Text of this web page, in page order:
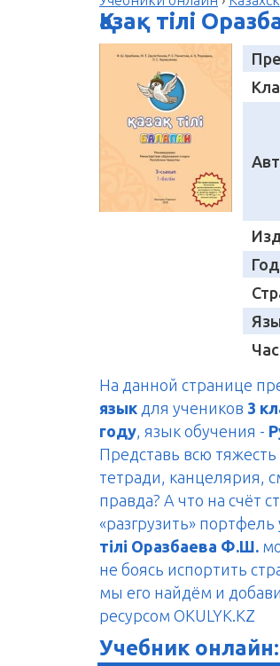
Қазақ тілі
На данной странице
язык для учеников 3
году , язык обучения -
Представь всю
тетради, канцелярия,
правда? А что на счёт
«разгрузить»
тілі Оразбаева Ф.Ш.
не боясь испортить
мы его найдём и
ресурсом OKULYK.KZ
Учебник онлайн: